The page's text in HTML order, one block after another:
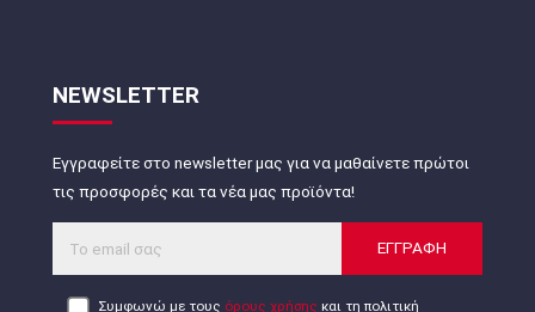
NEWSLETTER
Εγγραφείτε στο newsletter μας για να μαθαίνετε πρώτοι
τις προσφορές και τα νέα μας προϊόντα!
ΕΓΓΡΑΦΗ
Συμφωνώ με τους όρους χρήσης και τη πολιτική